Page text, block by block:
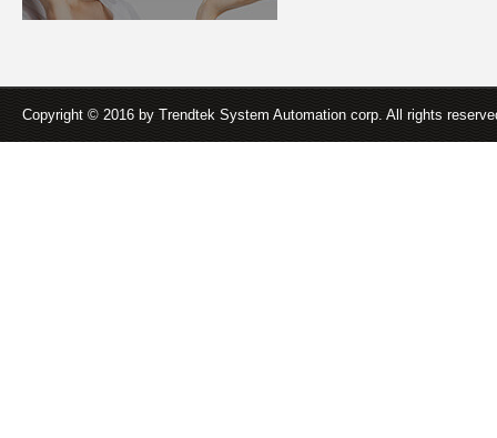
Copyright © 2016 by Trendtek System Automation corp. All rights